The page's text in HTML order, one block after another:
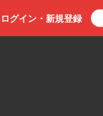
ログイン・ 新規登録